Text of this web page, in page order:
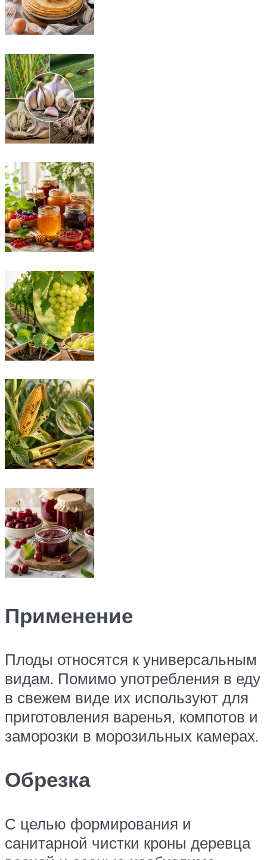
Применение
Плоды относятся к универсальным
видам. Помимо употребления в еду
в свежем виде их используют для
приготовления варенья, компотов и
заморозки в морозильных камерах.
Обрезка
С целью формирования и
санитарной чистки кроны деревца